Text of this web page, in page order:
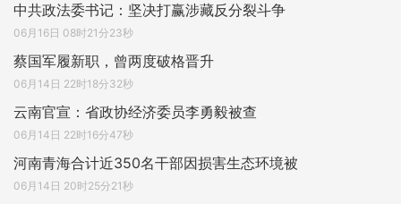
中共政法委书记：坚决打赢涉藏反分裂斗争
06月16日 08时21分23秒
蔡国军履新职，曾两度破格晋升
06月14日 22时18分32秒
云南官宣：省政协经济委员李勇毅被查
06月14日 22时16分47秒
河南青海合计近350名干部因损害生态环境被
06月14日 20时25分21秒